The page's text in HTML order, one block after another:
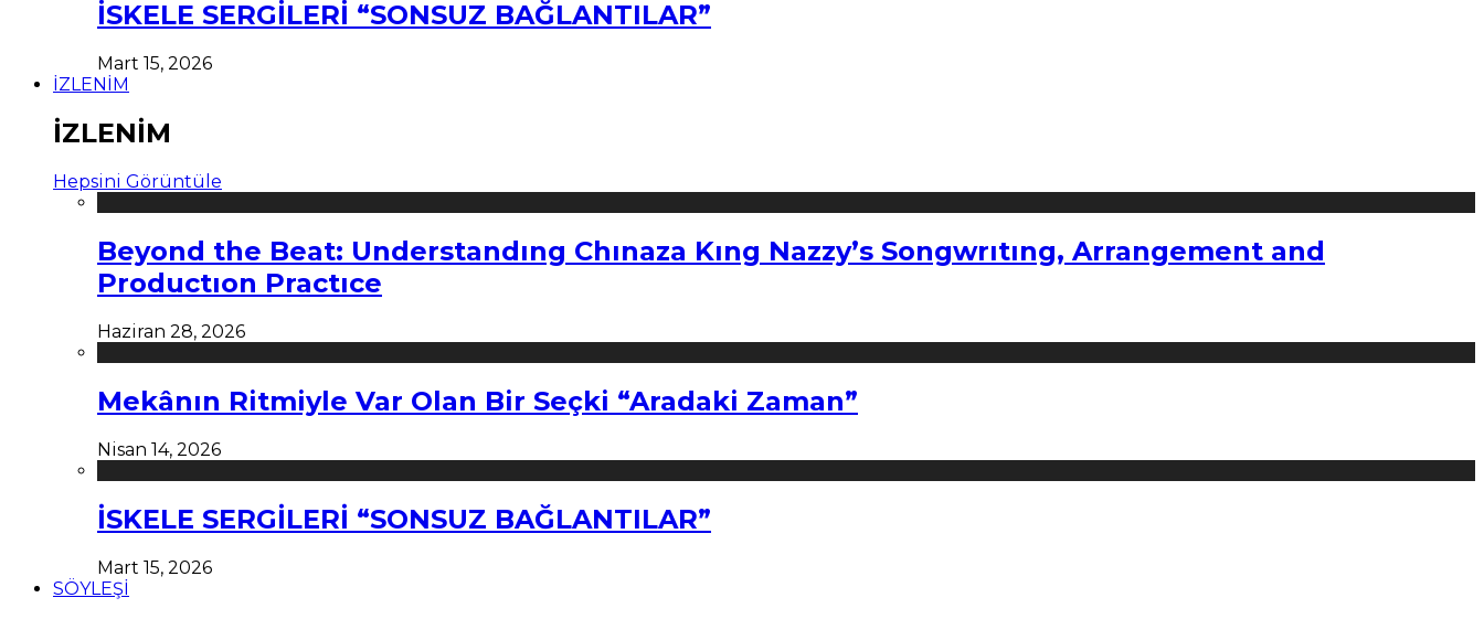
İSKELE SERGİLERİ “SONSUZ BAĞLANTILAR”
Mart 15, 2026
İZLENİM
İZLENİM
Hepsini Görüntüle
Beyond the Beat: Understandıng Chınaza Kıng Nazzy’s Songwrıtıng, Arrangement and
Productıon Practıce
Haziran 28, 2026
Mekânın Ritmiyle Var Olan Bir Seçki “Aradaki Zaman”
Nisan 14, 2026
İSKELE SERGİLERİ “SONSUZ BAĞLANTILAR”
Mart 15, 2026
SÖYLEŞİ